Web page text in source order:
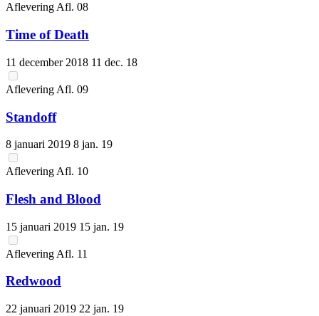
Aflevering Afl. 08
Time of Death
11 december 2018 11 dec. 18
Aflevering Afl. 09
Standoff
8 januari 2019 8 jan. 19
Aflevering Afl. 10
Flesh and Blood
15 januari 2019 15 jan. 19
Aflevering Afl. 11
Redwood
22 januari 2019 22 jan. 19